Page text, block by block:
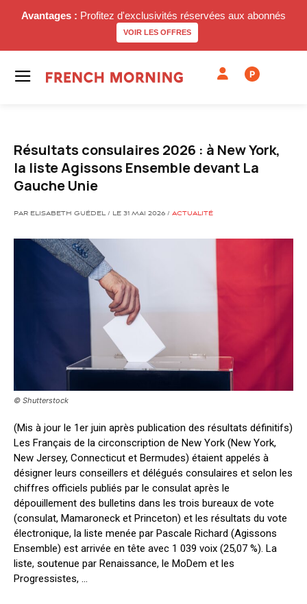
Avantages : Profitez d'exclusivités réservées aux abonnés
VOIR LES OFFRES
P
Résultats consulaires 2026 : à New York,
la liste Agissons Ensemble devant La
Gauche Unie
PAR ELISABETH GUÉDEL / LE 31 MAI 2026 / ACTUALITÉ
© Shutterstock
(Mis à jour le 1er juin après publication des résultats définitifs)
Les Français de la circonscription de New York (New York,
New Jersey, Connecticut et Bermudes) étaient appelés à
désigner leurs conseillers et délégués consulaires et selon les
chiffres officiels publiés par le consulat après le
dépouillement des bulletins dans les trois bureaux de vote
(consulat, Mamaroneck et Princeton) et les résultats du vote
électronique, la liste menée par Pascale Richard (Agissons
Ensemble) est arrivée en tête avec 1 039 voix (25,07 %). La
liste, soutenue par Renaissance, le MoDem et les
Progressistes, ...